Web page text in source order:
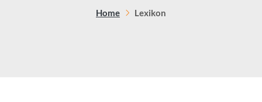
Home Lexikon